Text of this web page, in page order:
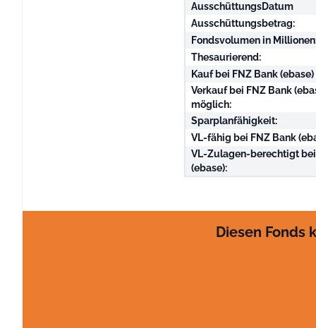
AusschüttungsDatum
Ausschüttungsbetrag:
Fondsvolumen in
Thesaurierend:
Kauf bei FNZ Bank
Verkauf bei FNZ Bank
möglich:
Sparplanfähigkeit:
VL-fähig bei FNZ Bank
VL-Zulagen-berechtigt
(ebase):
Diesen Fonds